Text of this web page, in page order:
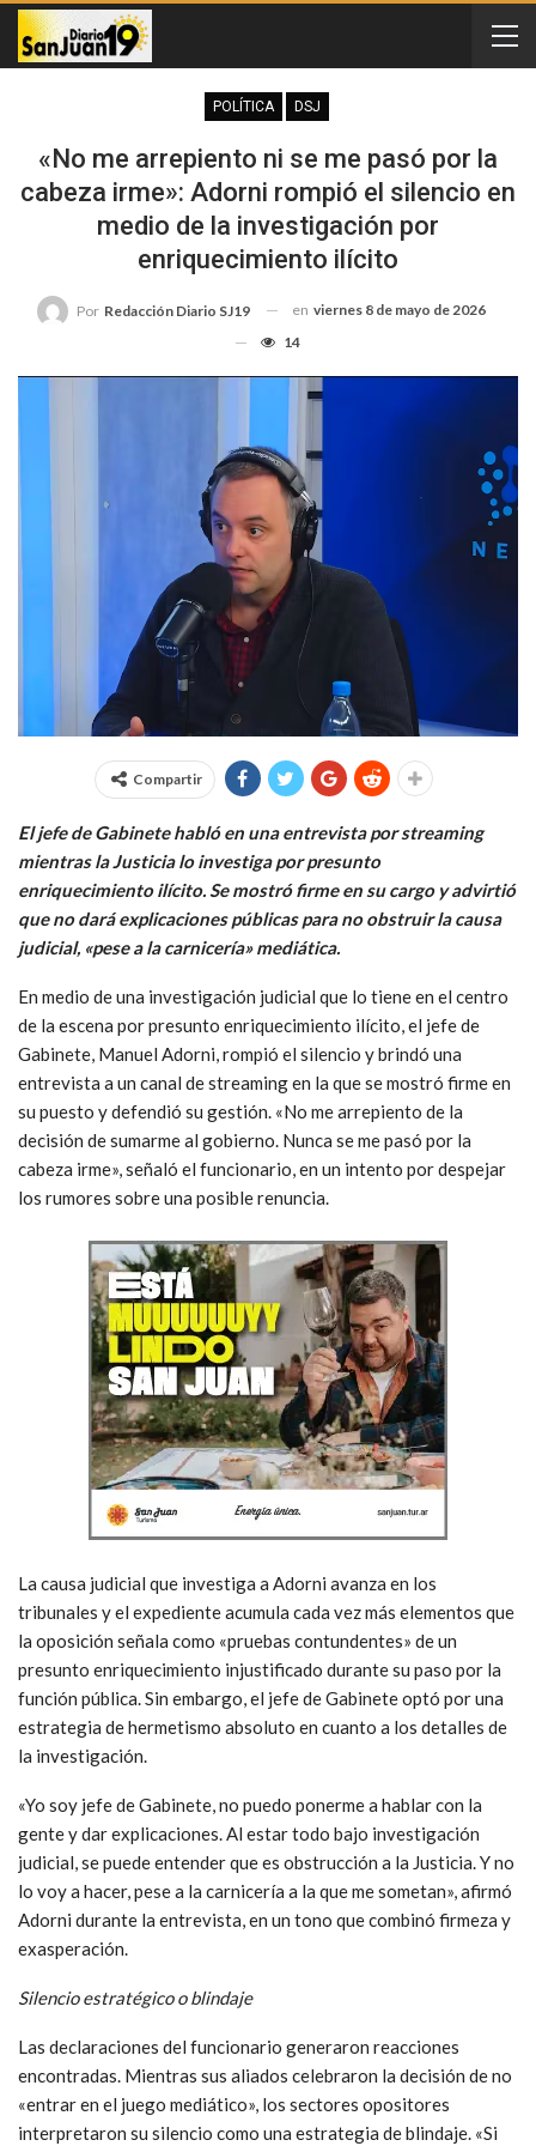
POLÍTICA DSJ
«No me arrepiento ni se me pasó por la
cabeza irme»: Adorni rompió el silencio en
medio de la investigación por
enriquecimiento ilícito
Por Redacción Diario SJ19 en viernes 8 de mayo de 2026
14
Compartir
El jefe de Gabinete habló en una entrevista por streaming
mientras la Justicia lo investiga por presunto
enriquecimiento ilícito. Se mostró firme en su cargo y advirtió
que no dará explicaciones públicas para no obstruir la causa
judicial, «pese a la carnicería» mediática.
En medio de una investigación judicial que lo tiene en el centro
de la escena por presunto enriquecimiento ilícito, el jefe de
Gabinete, Manuel Adorni, rompió el silencio y brindó una
entrevista a un canal de streaming en la que se mostró firme en
su puesto y defendió su gestión. «No me arrepiento de la
decisión de sumarme al gobierno. Nunca se me pasó por la
cabeza irme», señaló el funcionario, en un intento por despejar
los rumores sobre una posible renuncia.
La causa judicial que investiga a Adorni avanza en los
tribunales y el expediente acumula cada vez más elementos que
la oposición señala como «pruebas contundentes» de un
presunto enriquecimiento injustificado durante su paso por la
función pública. Sin embargo, el jefe de Gabinete optó por una
estrategia de hermetismo absoluto en cuanto a los detalles de
la investigación.
«Yo soy jefe de Gabinete, no puedo ponerme a hablar con la
gente y dar explicaciones. Al estar todo bajo investigación
judicial, se puede entender que es obstrucción a la Justicia. Y no
lo voy a hacer, pese a la carnicería a la que me sometan», afirmó
Adorni durante la entrevista, en un tono que combinó firmeza y
exasperación.
Silencio estratégico o blindaje
Las declaraciones del funcionario generaron reacciones
encontradas. Mientras sus aliados celebraron la decisión de no
«entrar en el juego mediático», los sectores opositores
interpretaron su silencio como una estrategia de blindaje. «Si